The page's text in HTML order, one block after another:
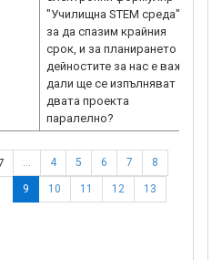
"Училищна STEM среда",
за да спазим крайния
срок, и за планирането на
дейностите за нас е важно
дали ще се изпълняват
двата проекта
паралелно?
… 4 5 6 7 8
9 10 11 12 13